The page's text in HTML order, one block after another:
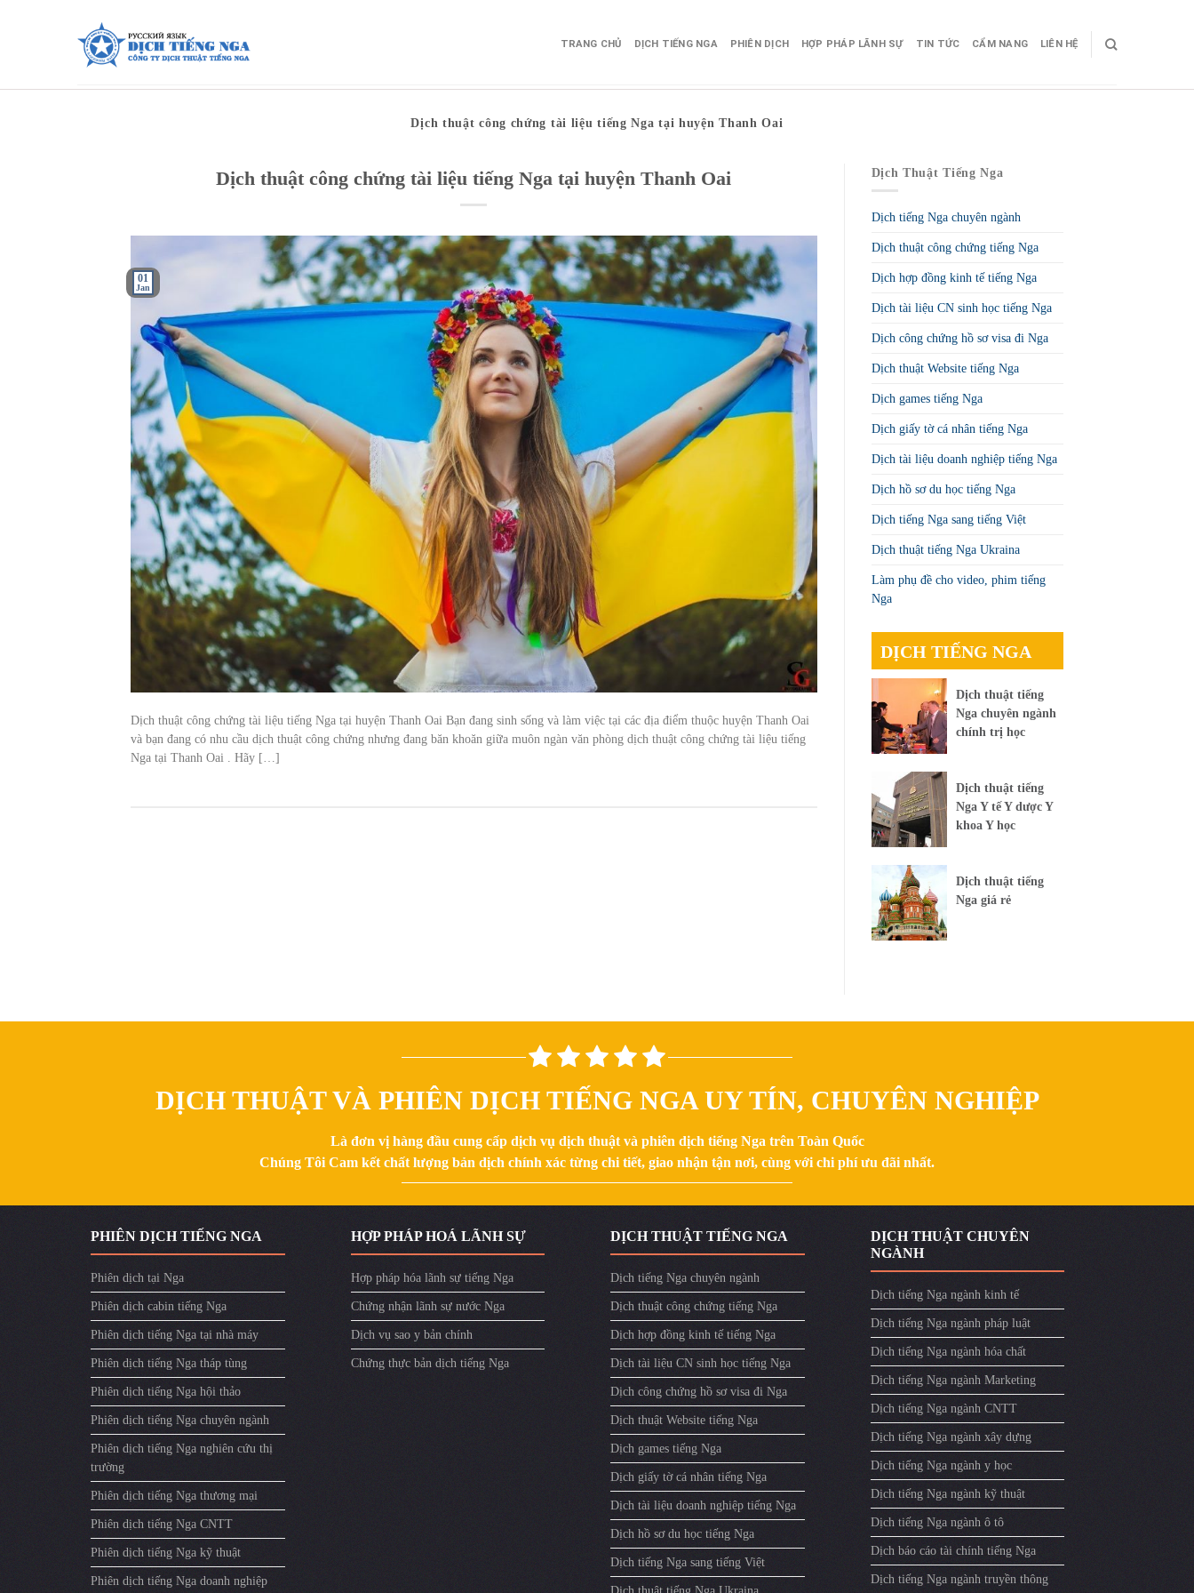
TRANG CHỦ DỊCH TIẾNG NGA PHIÊN DỊCH HỢP PHÁP LÃNH SỰ TIN TỨC CẨM NANG LIÊN HỆ
Dịch thuật công chứng tài liệu tiếng Nga tại huyện Thanh Oai
Dịch thuật công chứng tài liệu tiếng Nga tại huyện Thanh Oai
01
Jan
Dịch thuật công chứng tài liệu tiếng Nga tại huyện Thanh Oai Bạn đang sinh sống và làm việc tại các địa điểm thuộc huyện Thanh Oai
và bạn đang có nhu cầu dịch thuật công chứng nhưng đang băn khoăn giữa muôn ngàn văn phòng dịch thuật công chứng tài liệu tiếng
Nga tại Thanh Oai . Hãy […]
Dịch Thuật Tiếng Nga
Dịch tiếng Nga chuyên ngành
Dịch thuật công chứng tiếng Nga
Dịch hợp đồng kinh tế tiếng Nga
Dịch tài liệu CN sinh học tiếng Nga
Dịch công chứng hồ sơ visa đi Nga
Dịch thuật Website tiếng Nga
Dịch games tiếng Nga
Dịch giấy tờ cá nhân tiếng Nga
Dịch tài liệu doanh nghiệp tiếng Nga
Dịch hồ sơ du học tiếng Nga
Dịch tiếng Nga sang tiếng Việt
Dịch thuật tiếng Nga Ukraina
Làm phụ đề cho video, phim tiếng
Nga
DỊCH TIẾNG NGA
Dịch thuật tiếng
Nga chuyên ngành
chính trị học
Dịch thuật tiếng
Nga Y tế Y dược Y
khoa Y học
Dịch thuật tiếng
Nga giá rẻ
DỊCH THUẬT VÀ PHIÊN DỊCH TIẾNG NGA UY TÍN, CHUYÊN NGHIỆP
Là đơn vị hàng đầu cung cấp dịch vụ dịch thuật và phiên dịch tiếng Nga trên Toàn Quốc
Chúng Tôi Cam kết chất lượng bản dịch chính xác từng chi tiết, giao nhận tận nơi, cùng với chi phí ưu đãi nhất.
PHIÊN DỊCH TIẾNG NGA
Phiên dịch tại Nga
Phiên dịch cabin tiếng Nga
Phiên dịch tiếng Nga tại nhà máy
Phiên dịch tiếng Nga tháp tùng
Phiên dịch tiếng Nga hội thảo
Phiên dịch tiếng Nga chuyên ngành
Phiên dịch tiếng Nga nghiên cứu thị
trường
Phiên dịch tiếng Nga thương mại
Phiên dịch tiếng Nga CNTT
Phiên dịch tiếng Nga kỹ thuật
Phiên dịch tiếng Nga doanh nghiệp
HỢP PHÁP HOÁ LÃNH SỰ
Hợp pháp hóa lãnh sự tiếng Nga
Chứng nhận lãnh sự nước Nga
Dịch vụ sao y bản chính
Chứng thực bản dịch tiếng Nga
DỊCH THUẬT TIẾNG NGA
Dịch tiếng Nga chuyên ngành
Dịch thuật công chứng tiếng Nga
Dịch hợp đồng kinh tế tiếng Nga
Dịch tài liệu CN sinh học tiếng Nga
Dịch công chứng hồ sơ visa đi Nga
Dịch thuật Website tiếng Nga
Dịch games tiếng Nga
Dịch giấy tờ cá nhân tiếng Nga
Dịch tài liệu doanh nghiệp tiếng Nga
Dịch hồ sơ du học tiếng Nga
Dịch tiếng Nga sang tiếng Việt
DỊCH THUẬT CHUYÊN
NGÀNH
Dịch tiếng Nga ngành kinh tế
Dịch tiếng Nga ngành pháp luật
Dịch tiếng Nga ngành hóa chất
Dịch tiếng Nga ngành Marketing
Dịch tiếng Nga ngành CNTT
Dịch tiếng Nga ngành xây dựng
Dịch tiếng Nga ngành y học
Dịch tiếng Nga ngành kỹ thuật
Dịch tiếng Nga ngành ô tô
Dịch báo cáo tài chính tiếng Nga
Dịch tiếng Nga ngành truyền thông